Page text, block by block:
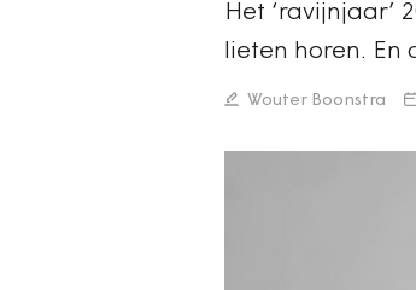
Het ‘ravijnjaar’
lieten horen. En
Wouter Boonstra